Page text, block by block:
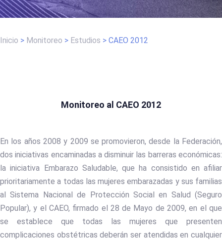
Inicio > Monitoreo > Estudios > CAEO 2012
Monitoreo al CAEO 2012
En los años 2008 y 2009 se promovieron, desde la Federación,
dos iniciativas encaminadas a disminuir las barreras económicas:
la iniciativa Embarazo Saludable, que ha consistido en afiliar
prioritariamente a todas las mujeres embarazadas y sus familias
al Sistema Nacional de Protección Social en Salud (Seguro
Popular), y el CAEO, firmado el 28 de Mayo de 2009, en el que
se establece que todas las mujeres que presenten
complicaciones obstétricas deberán ser atendidas en cualquier